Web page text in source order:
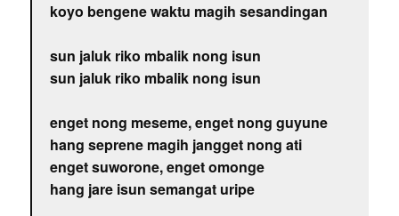
koyo bengene waktu magih sesandingan
sun jaluk riko mbalik nong isun
sun jaluk riko mbalik nong isun
enget nong meseme, enget nong guyune
hang seprene magih jangget nong ati
enget suworone, enget omonge
hang jare isun semangat uripe